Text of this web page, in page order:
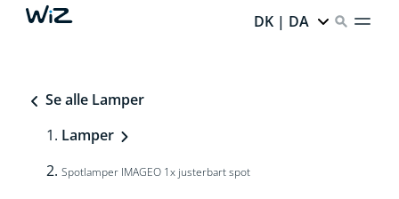
DK | DA
Se alle Lamper
Lamper
Spotlamper IMAGEO 1x justerbart spot